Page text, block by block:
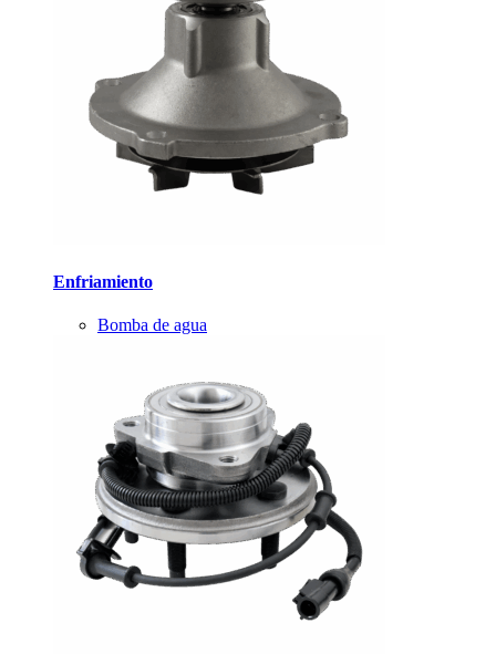
Enfriamiento
Bomba de agua